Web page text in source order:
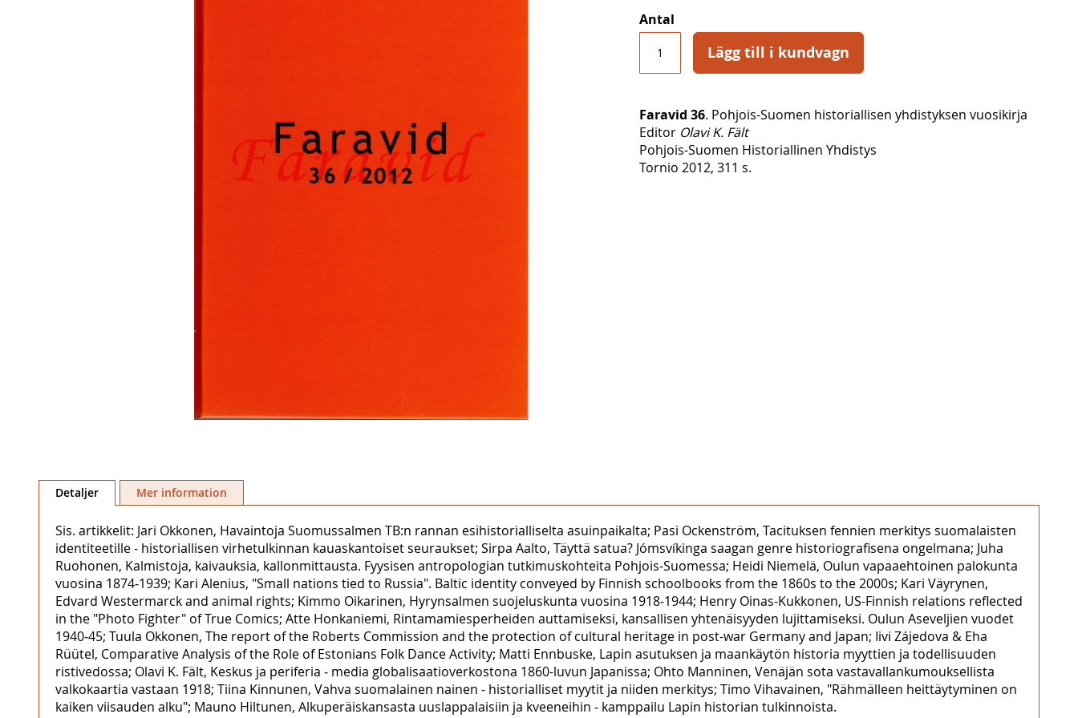
till
bildgalleriet
Antal
Lägg till i kundvagn
Faravid 36. Pohjois-Suomen historiallisen yhdistyksen vuosikirja
Editor Olavi K. Fält
Pohjois-Suomen Historiallinen Yhdistys
Tornio 2012, 311 s.
Detaljer
Sis. artikkelit: Jari Okkonen, Havaintoja Suomussalmen TB:n rannan esihistorialliselta asuinpaikalta; Pasi Ockenström, Tacituksen fennien merkitys suomalaisten
identiteetille ‒ historiallisen virhetulkinnan kauaskantoiset seuraukset; Sirpa Aalto, Täyttä satua? Jómsvíkinga saagan genre historiografisena ongelmana; Juha
Ruohonen, Kalmistoja, kaivauksia, kallonmittausta. Fyysisen antropologian tutkimuskohteita Pohjois-Suomessa; Heidi Niemelä, Oulun vapaaehtoinen palokunta
vuosina 1874‒1939; Kari Alenius, "Small nations tied to Russia". Baltic identity conveyed by Finnish schoolbooks from the 1860s to the 2000s; Kari Väyrynen,
Edvard Westermarck and animal rights; Kimmo Oikarinen, Hyrynsalmen suojeluskunta vuosina 1918‒1944; Henry Oinas-Kukkonen, US-Finnish relations reflected
in the "Photo Fighter" of True Comics; Atte Honkaniemi, Rintamamiesperheiden auttamiseksi, kansallisen yhtenäisyyden lujittamiseksi. Oulun Aseveljien vuodet
1940‒45; Tuula Okkonen, The report of the Roberts Commission and the protection of cultural heritage in post-war Germany and Japan; Iivi Zájedova & Eha
Rüütel, Comparative Analysis of the Role of Estonians Folk Dance Activity; Matti Ennbuske, Lapin asutuksen ja maankäytön historia myyttien ja todellisuuden
ristivedossa; Olavi K. Fält, Keskus ja periferia ‒ media globalisaatioverkostona 1860-luvun Japanissa; Ohto Manninen, Venäjän sota vastavallankumouksellista
valkokaartia vastaan 1918; Tiina Kinnunen, Vahva suomalainen nainen ‒ historialliset myytit ja niiden merkitys; Timo Vihavainen, "Rähmälleen heittäytyminen on
kaiken viisauden alku"; Mauno Hiltunen, Alkuperäiskansasta uuslappalaisiin ja kveeneihin ‒ kamppailu Lapin historian tulkinnoista.
Mer information